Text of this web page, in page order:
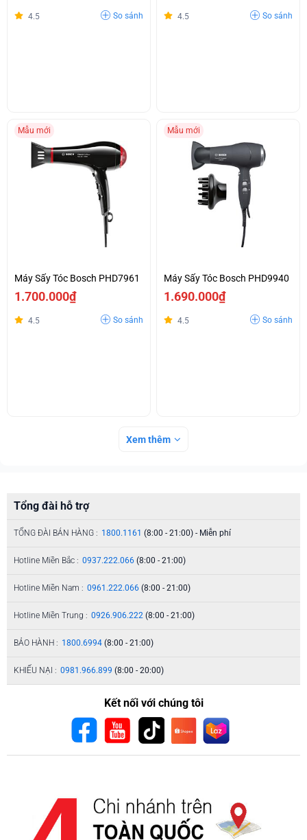
4.5 So sánh 4.5 So sánh
Mẫu mới
Máy Sấy Tóc Bosch PHD7961
1.700.000₫
4.5 So sánh
Mẫu mới
Máy Sấy Tóc Bosch PHD9940
1.690.000₫
4.5 So sánh
Xem thêm
Tổng đài hỗ trợ
TỔNG ĐÀI BÁN HÀNG : 1800.1161 (8:00 - 21:00) - Miễn phí
Hotline Miền Bắc : 0937.222.066 (8:00 - 21:00)
Hotline Miền Nam : 0961.222.066 (8:00 - 21:00)
Hotline Miền Trung : 0926.906.222 (8:00 - 21:00)
BẢO HÀNH : 1800.6994 (8:00 - 21:00)
KHIẾU NẠI : 0981.966.899 (8:00 - 20:00)
Kết nối với chúng tôi